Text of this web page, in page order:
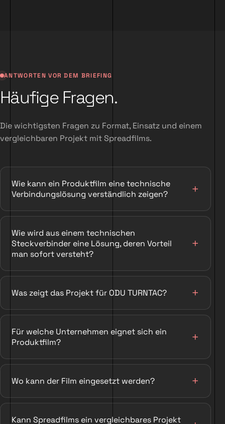
ANTWORTEN VOR DEM BRIEFING
Häufige Fragen.
Die wichtigsten Fragen zu Format, Einsatz und einem
vergleichbaren Projekt mit Spreadfilms.
Wie kann ein Produktfilm eine technische
Verbindungslösung verständlich zeigen?
Wie wird aus einem technischen
Steckverbinder eine Lösung, deren Vorteil
man sofort versteht?
Was zeigt das Projekt für ODU TURNTAC?
Für welche Unternehmen eignet sich ein
Produktfilm?
Wo kann der Film eingesetzt werden?
Kann Spreadfilms ein vergleichbares Projekt